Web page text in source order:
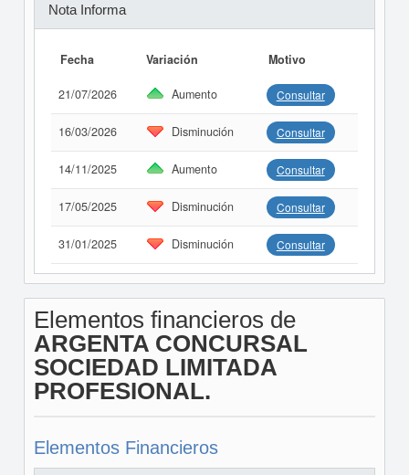
Nota Informa
Fecha Variación Motivo
21/07/2026 Aumento Consultar
16/03/2026 Disminución Consultar
14/11/2025 Aumento Consultar
17/05/2025 Disminución Consultar
31/01/2025 Disminución Consultar
Elementos financieros de
ARGENTA CONCURSAL
SOCIEDAD LIMITADA
PROFESIONAL.
Elementos Financieros